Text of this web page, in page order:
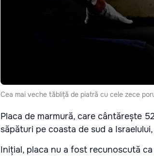
Cea mai veche tăbliță de piatră cu cele zece
Placa de marmură, care cântărește
săpături pe coasta de sud a
Inițial, placa nu a fost recunoscută